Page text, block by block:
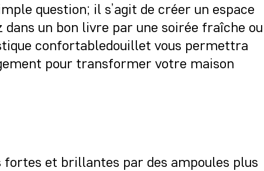
question; il s’agit de créer un espace
un bon livre par une soirée fraîche ou
confortabledouillet vous permettra
pour transformer votre maison
fortes et brillantes par des ampoules plus